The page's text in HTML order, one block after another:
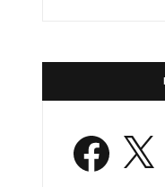
Facebook X